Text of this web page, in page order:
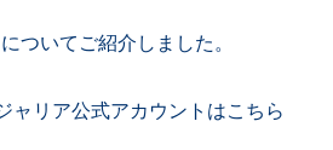
ついてご紹介しました。
ャリア公式アカウントはこちら